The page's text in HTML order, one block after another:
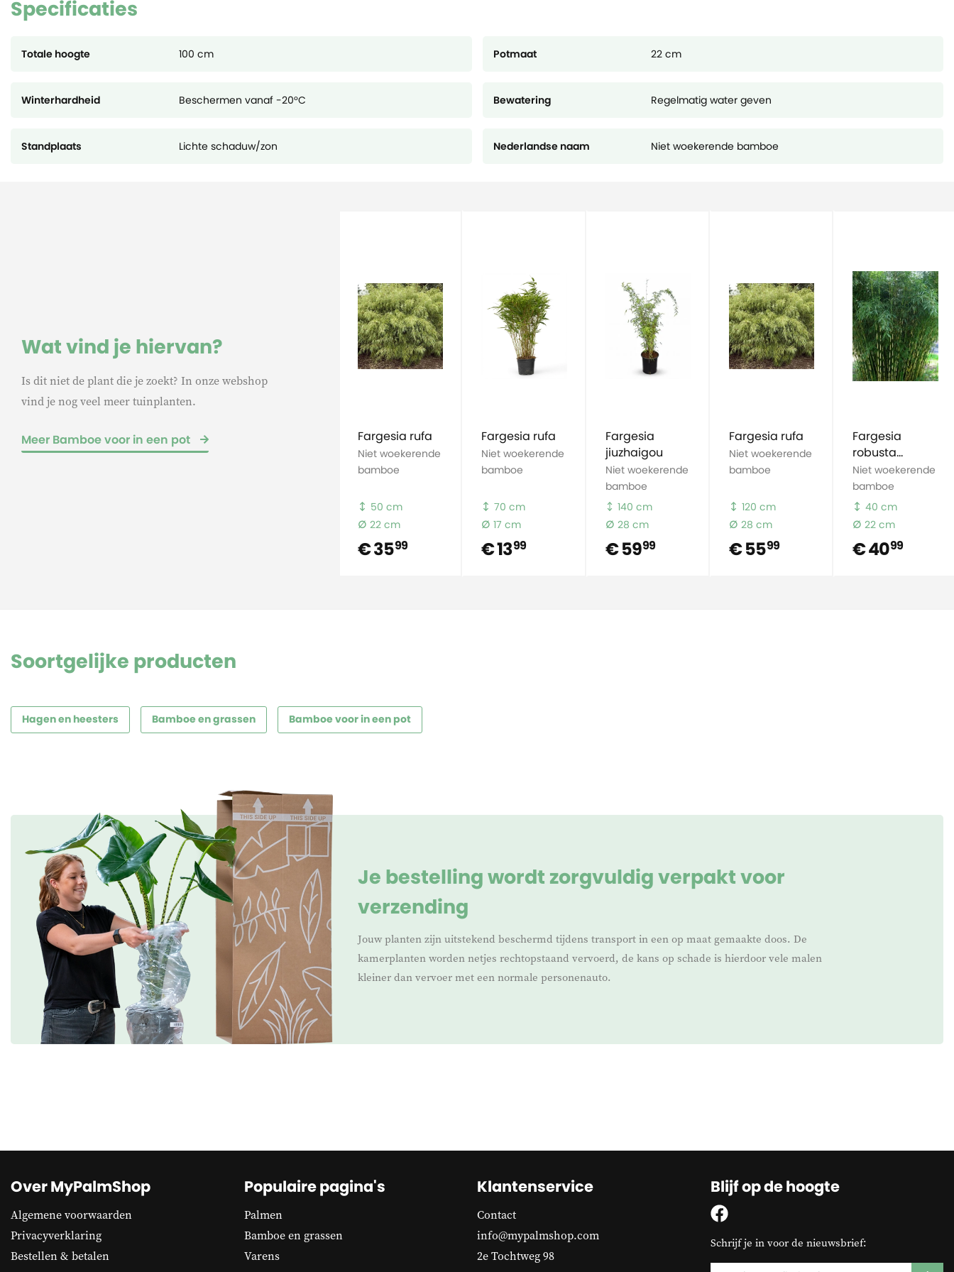
Specificaties
Totale hoogte 100 cm Potmaat 22 cm
Winterhardheid Beschermen vanaf -20°C Bewatering Regelmatig water geven
Standplaats Lichte schaduw/zon Nederlandse naam Niet woekerende bamboe
Wat vind je hiervan?
Is dit niet de plant die je zoekt? In onze webshop
vind je nog veel meer tuinplanten.
Meer Bamboe voor in een pot Fargesia rufa
Niet woekerende
bamboe
50 cm
22 cm
€ 3599
Fargesia rufa
Niet woekerende
bamboe
70 cm
17 cm
€ 1399
Fargesia
jiuzhaigou
Niet woekerende
bamboe
140 cm
28 cm
€ 5999
Fargesia rufa
Niet woekerende
bamboe
120 cm
28 cm
€ 5599
Fargesia
robusta
Campbell
Niet woekerende
bamboe
40 cm
22 cm
€ 4099
Soortgelijke producten
Hagen en heesters Bamboe en grassen Bamboe voor in een pot
Je bestelling wordt zorgvuldig verpakt voor
verzending
Jouw planten zijn uitstekend beschermd tijdens transport in een op maat gemaakte doos. De
kamerplanten worden netjes rechtopstaand vervoerd, de kans op schade is hierdoor vele malen
kleiner dan vervoer met een normale personenauto.
Over MyPalmShop
Algemene voorwaarden
Privacyverklaring
Bestellen & betalen
Populaire pagina's
Palmen
Bamboe en grassen
Varens
Klantenservice
Contact
info@mypalmshop.com
2e Tochtweg 98
Blijf op de hoogte
Schrijf je in voor de nieuwsbrief: